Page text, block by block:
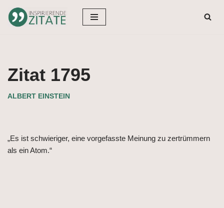
Zum
Zitat 1795
ALBERT EINSTEIN
„Es ist schwieriger, eine vorgefasste Meinung zu zertrümmern
als ein Atom.“